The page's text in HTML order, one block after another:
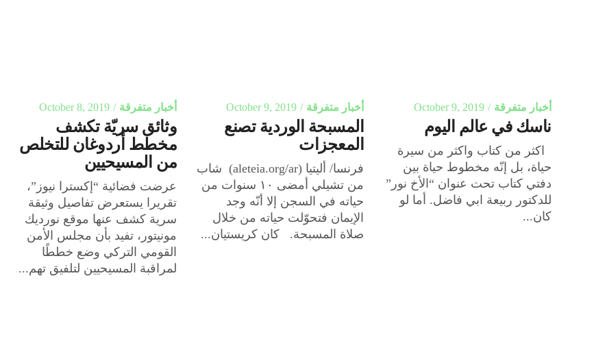
أخبار متفرقة October 9, 2019
ناسك في عالم اليوم
اكثر من كتاب واكثر من سيرة
حياة، بل إنّه مخطوط حياة بين
دفتي كتاب تحت عنوان “الأخ نور”
للدكتور ربيعة ابي فاضل. أما لو
كان...
أخبار متفرقة October 9, 2019
المسبحة الوردية تصنع
المعجزات
فرنسا/ أليتيا (aleteia.org/ar) شاب
من تشيلي أمضى ١٠ سنوات من
حياته في السجن إلا أنّه وجد
الإيمان فتحوّلت حياته من خلال
صلاة المسبحة. كان كريستيان...
أخبار متفرقة October 8, 2019
وثائق سريّة تكشف
مخطط أردوغان للتخلص
من المسيحيين
عرضت فضائية “إكسترا نيوز”،
تقريرا يستعرض تفاصيل وثيقة
سرية كشف عنها موقع نورديك
مونيتور، تفيد بأن مجلس الأمن
القومي التركي وضع خططًا
لمراقبة المسيحيين لتلفيق تهم...